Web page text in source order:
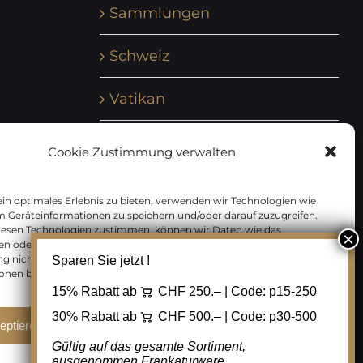
Cookie Zustimmung verwalten
optimales Erlebnis zu bieten, verwenden wir Technologien wie
Geräteinformationen zu speichern und/oder darauf zuzugreifen.
Technologien zustimmen, können wir Daten wie das
oder eindeutige IDs auf dieser Website verarbeiten. Wenn Sie Ihre
nicht erteilen oder zurückziehen, können bestimmte Merkmale
beeinträchtigt werden.
Ablehnen Cookie Einstellungen
Sammlungen
Schweiz
Vatikan
Zensurbelege Österreich
Zensurbelege Schweiz
Sparen Sie jetzt !
15% Rabatt ab CHF 250.– | Code: p15-250
30% Rabatt ab
CHF 500.– | Code: p30-500
Gültig auf das gesamte Sortiment,